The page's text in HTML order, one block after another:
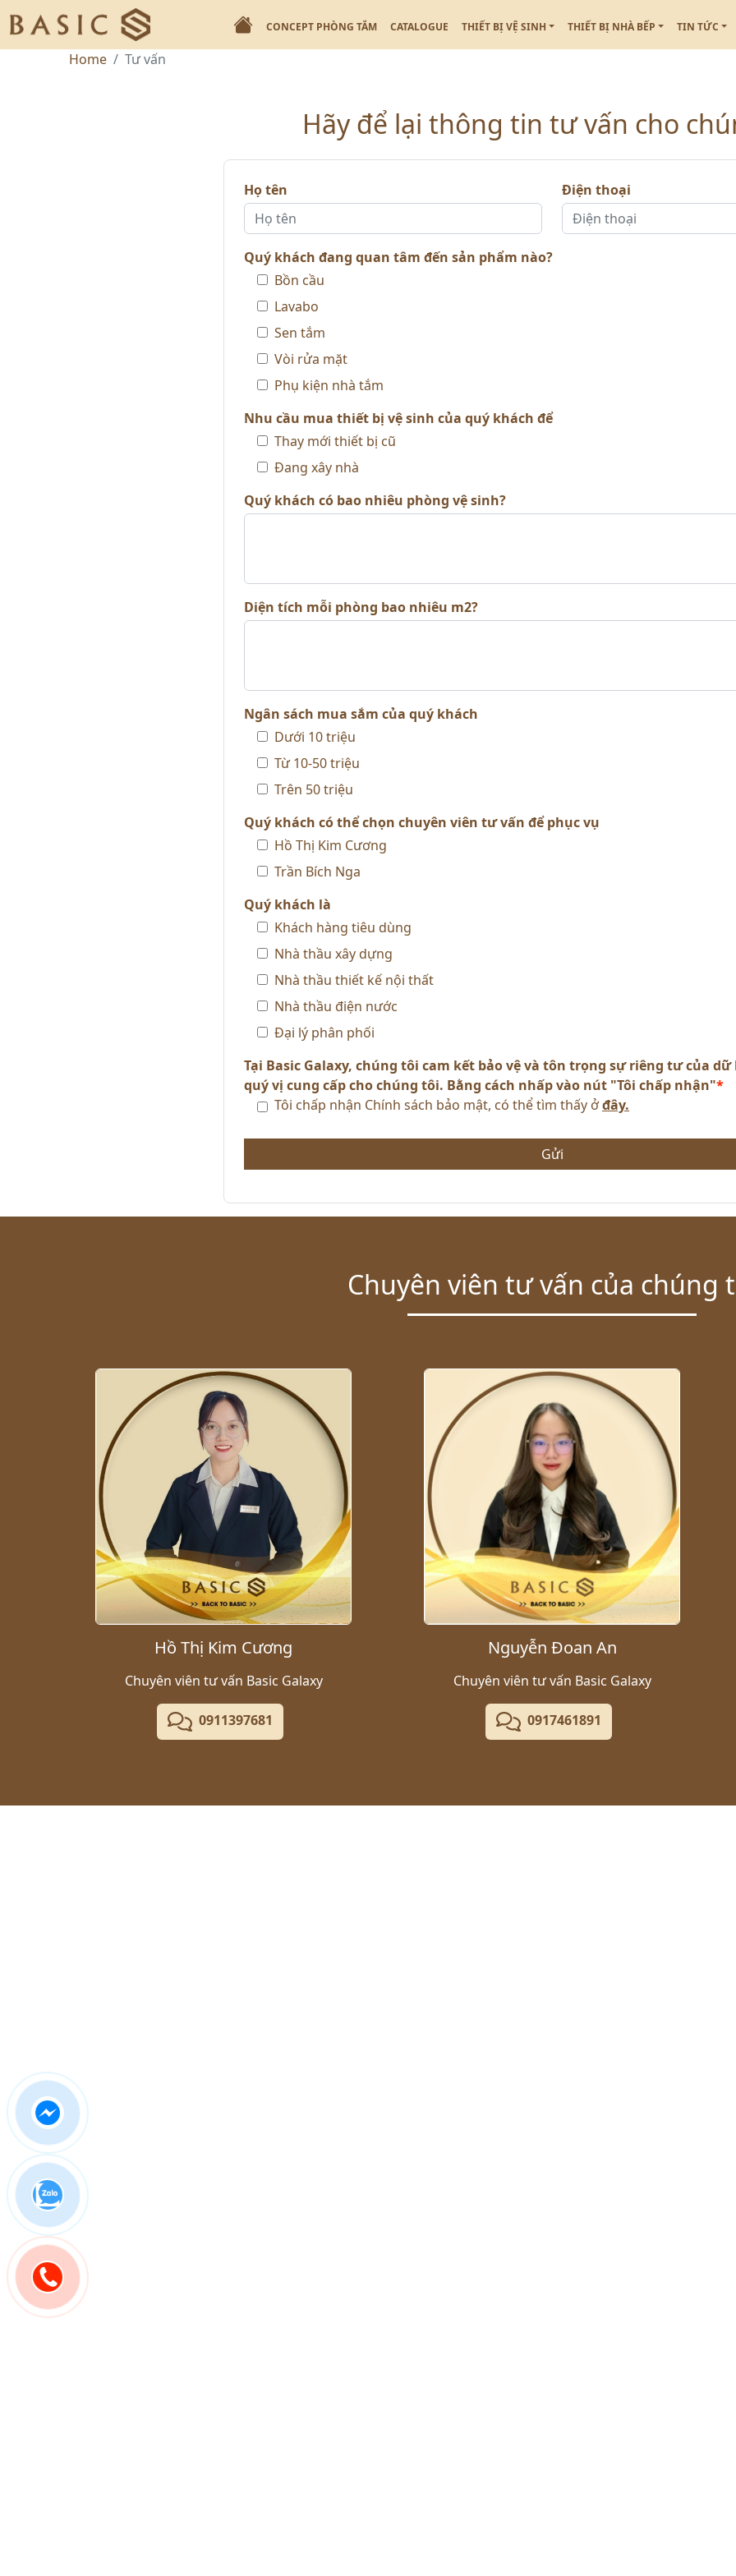
CONCEPT PHÒNG TẮM CATALOGUE THIẾT BỊ VỆ SINH THIẾT BỊ NHÀ BẾP TIN TỨC
Home Tư vấn
Hãy để lại thông tin tư vấn cho
Họ tên Điện thoại
Quý khách đang quan tâm đến sản phẩm nào?
Bồn cầu
Lavabo
Sen tắm
Vòi rửa mặt
Phụ kiện nhà tắm
Nhu cầu mua thiết bị vệ sinh của quý khách để
Thay mới thiết bị cũ
Đang xây nhà
Quý khách có bao nhiêu phòng vệ sinh?
Diện tích mỗi phòng bao nhiêu m2?
Ngân sách mua sắm của quý khách
Dưới 10 triệu
Từ 10-50 triệu
Trên 50 triệu
Quý khách có thể chọn chuyên viên tư vấn để phục vụ
Hồ Thị Kim Cương
Trần Bích Nga
Quý khách là
Khách hàng tiêu dùng
Nhà thầu xây dựng
Nhà thầu thiết kế nội thất
Nhà thầu điện nước
Đại lý phân phối
Tại Basic Galaxy, chúng tôi cam kết bảo vệ và tôn trọng sự riêng tư của
quý vị cung cấp cho chúng tôi. Bằng cách nhấp vào nút "Tôi chấp nhận"*
Tôi chấp nhận Chính sách bảo mật, có thể tìm thấy ởđây.
Gửi
Chuyên viên tư vấn của chúng
Hồ Thị Kim Cương
Chuyên viên tư vấn Basic Galaxy
0911397681
Nguyễn Đoan An
Chuyên viên tư vấn Basic Galaxy
0917461891